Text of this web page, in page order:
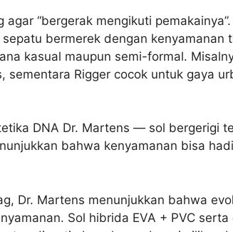
“bergerak mengikuti
bermerek dengan kenyamanan
kasual maupun semi-formal.
sementara Rigger cocok untuk gaya
DNA Dr. Martens — sol bergerigi
bahwa kenyamanan bisa
Dr. Martens menunjukkan bahwa
Sol hibrida EVA + PVC